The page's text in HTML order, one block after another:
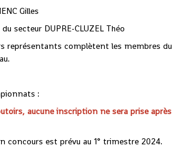
Gilles
secteur DUPRE-CLUZEL Théo
représentants complètent les membres du
:
aucune inscription ne sera prise après
concours est prévu au 1° trimestre 2024.